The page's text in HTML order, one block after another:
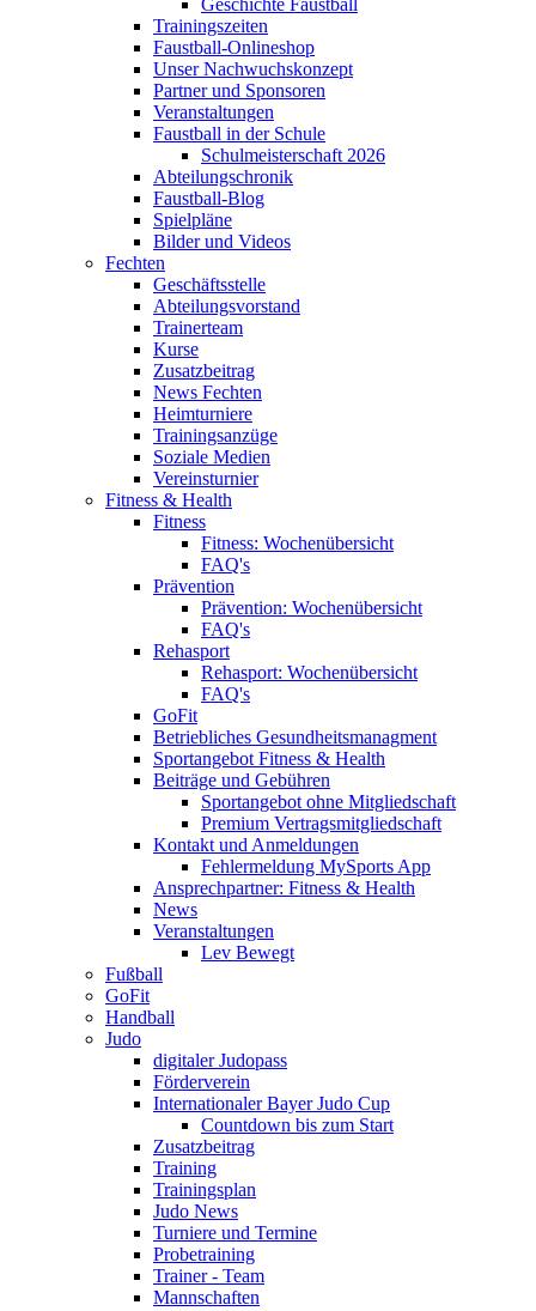
Trainingszeiten
Faustball-Onlineshop
Unser Nachwuchskonzept
Partner und Sponsoren
Veranstaltungen
Faustball in der Schule
Schulmeisterschaft 2026
Abteilungschronik
Faustball-Blog
Spielpläne
Bilder und Videos
Fechten
Geschäftsstelle
Abteilungsvorstand
Trainerteam
Kurse
Zusatzbeitrag
News Fechten
Heimturniere
Trainingsanzüge
Soziale Medien
Vereinsturnier
Fitness & Health
Fitness
Fitness: Wochenübersicht
FAQ's
Prävention
Prävention: Wochenübersicht
FAQ's
Rehasport
Rehasport: Wochenübersicht
FAQ's
GoFit
Betriebliches Gesundheitsmanagment
Sportangebot Fitness & Health
Beiträge und Gebühren
Sportangebot ohne Mitgliedschaft
Premium Vertragsmitgliedschaft
Kontakt und Anmeldungen
Fehlermeldung MySports App
Ansprechpartner: Fitness & Health
News
Veranstaltungen
Lev Bewegt
Fußball
GoFit
Handball
Judo
digitaler Judopass
Förderverein
Internationaler Bayer Judo Cup
Countdown bis zum Start
Zusatzbeitrag
Training
Trainingsplan
Judo News
Turniere und Termine
Probetraining
Trainer - Team
Mannschaften